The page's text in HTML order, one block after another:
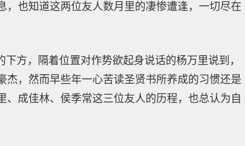
也知道这两位友人数月里的凄惨遭逢，一切尽在
方，隔着位置对作势欲起身说话的杨万里说到，
，然而早些年一心苦读圣贤书所养成的习惯还是
成佳林、侯季常这三位友人的历程，也总认为自